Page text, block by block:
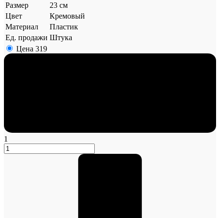
Размер
23 см
Цвет
Кремовый
Материал
Пластик
Ед. продажи Штука
Цена 319
1